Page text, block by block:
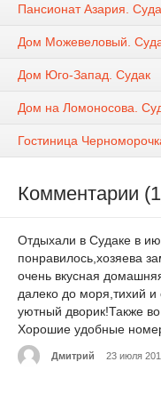
Пансионат Азария.
Дом Можевеловый.
Дом Юго-Запад. Судак
Дом на Ломоносова.
Гостиница
Комментарии
Отдыхали в Судаке в
понравилось,хозяева
очень вкусная
далеко до моря,тихий
уютный дворик!Также
Хорошие удобные
Дмитрий 23 июля